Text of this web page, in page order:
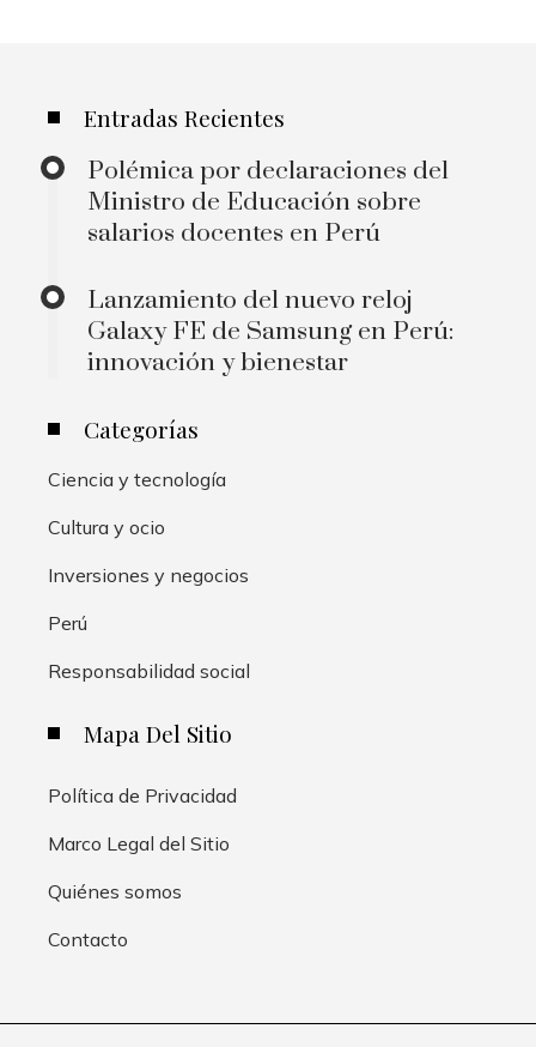
Entradas Recientes
Polémica por declaraciones del
Ministro de Educación sobre
salarios docentes en Perú
Lanzamiento del nuevo reloj
Galaxy FE de Samsung en Perú:
innovación y bienestar
Categorías
Ciencia y tecnología
Cultura y ocio
Inversiones y negocios
Perú
Responsabilidad social
Mapa Del Sitio
Política de Privacidad
Marco Legal del Sitio
Quiénes somos
Contacto